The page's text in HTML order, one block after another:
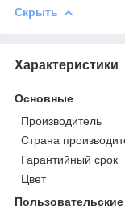
Скрыть
Характеристики
Основные
Производитель
Страна
Гарантийный срок
Цвет